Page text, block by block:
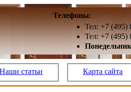
Телефоны:
Тел: +7 (495)
Тел: +7 (495)
Наши статьи Карта сайта